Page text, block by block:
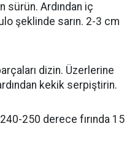
sürün. Ardından iç
şeklinde sarın. 2-3 cm
dizin. Üzerlerine
kekik serpiştirin.
240-250 derece fırında 15